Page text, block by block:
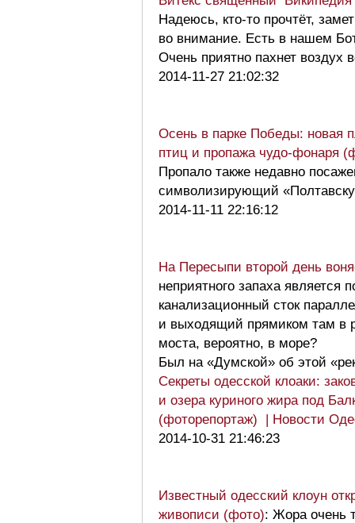
Надеюсь, кто-то прочтёт,
во внимание. Есть в нашем
Очень приятно пахнет воздух
2014-11-27 21:02:32
Осень в парке Победы: новая
птиц и пропажа чудо-фонаря
Пропало также недавно
символизирующий
2014-11-11 22:16:12
На Пересыпи второй день
неприятного запаха является
канализационный сток
и выходящий прямиком там в
моста, вероятно, в море?
Был на «Думской» об этой
Секреты одесской клоаки:
и озера куриного жира под
(фоторепортаж) | Новости
2014-10-31 21:46:23
Известный одесский клоун
живописи (фото): Жора очень